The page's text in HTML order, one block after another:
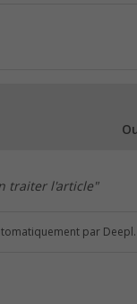
traiter l'article"
par Deepl.